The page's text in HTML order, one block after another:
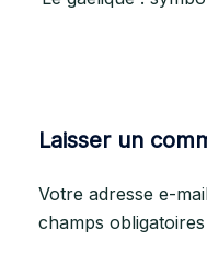
Laisser un
Votre adresse e-
champs